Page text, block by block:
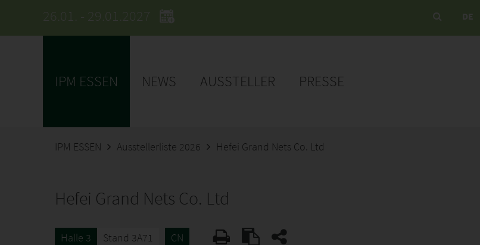
26.01. - 29.01.2027 DE
IPM ESSEN NEWS AUSSTELLER PRESSE
IPM ESSEN Ausstellerliste 2026 Hefei Grand Nets Co. Ltd
Hefei Grand Nets Co. Ltd
Halle 3 Stand 3A71 CN